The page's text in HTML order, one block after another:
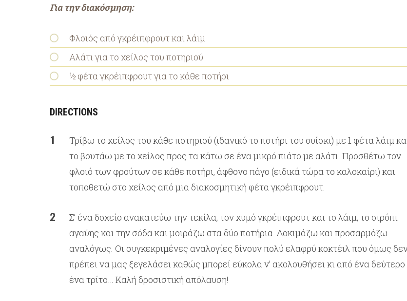
Για την διακόσμηση:
Φλοιός από γκρέιπφρουτ και λάιμ
Αλάτι για το χείλος του ποτηριού
½ φέτα γκρέιπφρουτ για το κάθε ποτήρι
DIRECTIONS
Τρίβω το χείλος του κάθε ποτηριού (ιδανικό το ποτήρι του ουίσκι) με 1 φέτα λάιμ
το βουτάω με το χείλος προς τα κάτω σε ένα μικρό πιάτο με αλάτι. Προσθέτω τον
φλοιό των φρούτων σε κάθε ποτήρι, άφθονο πάγο (ειδικά τώρα το καλοκαίρι) και
τοποθετώ στο χείλος από μια διακοσμητική φέτα γκρέιπφρουτ.
Σ’ ένα δοχείο ανακατεύω την τεκίλα, τον χυμό γκρέιπφρουτ και το λάιμ, το σιρόπι
αγαύης και την σόδα και μοιράζω στα δύο ποτήρια. Δοκιμάζω και προσαρμόζω
αναλόγως. Οι συγκεκριμένες αναλογίες δίνουν πολύ ελαφρύ κοκτέιλ που όμως
πρέπει να μας ξεγελάσει καθώς μπορεί εύκολα ν’ ακολουθήσει κι από ένα δεύτερο
ένα τρίτο… Καλή δροσιστική απόλαυση!